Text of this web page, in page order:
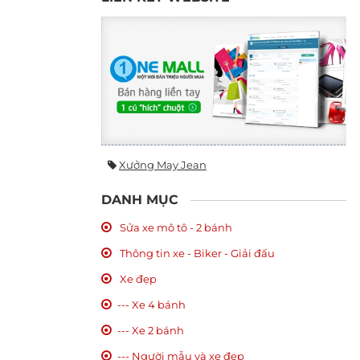
Xưởng May Jean
DANH MỤC
Sửa xe mô tô - 2 bánh
Thông tin xe - Biker - Giải đấu
Xe đẹp
--- Xe 4 bánh
--- Xe 2 bánh
--- Người mẫu và xe đẹp